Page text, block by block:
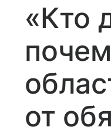
«Кто
от